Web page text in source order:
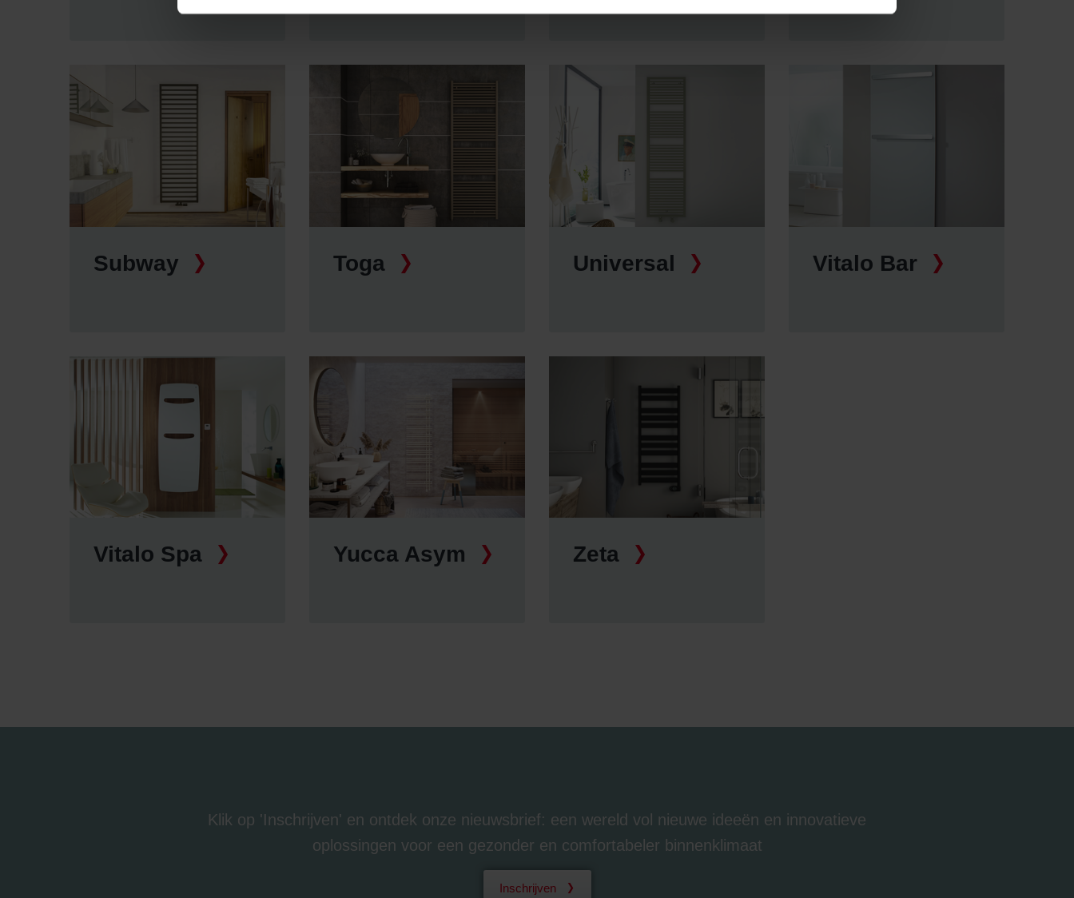
Zehnder Group Czech Republic s.r.o.: Zásady ochrany osobních údajů
Zehnder Group France: Protection des données
Zehnder Group Ibérica SAU: Política de privacidad
Zehnder Group Italia S.r.l.: Privacy
Zehnder Group İç Mekan İklimlendirme Sanayi ve Ticaret Limitet Şirketi: Web Sitesi Çerezleri
Zehnder Group Nederland bv: Privacyverklaringen
Zehnder Group Sales International: Privacy Policy
Zehnder Polska Sp. z o.o.: Oświadczenie o ochronie danych Zehnder
Subway Toga Universal Vitalo Bar
Vitalo Spa Yucca Asym Zeta
Klik op 'Inschrijven' en ontdek onze nieuwsbrief: een wereld vol nieuwe ideeën en innovatieve
oplossingen voor een gezonder en comfortabeler binnenklimaat
Inschrijven